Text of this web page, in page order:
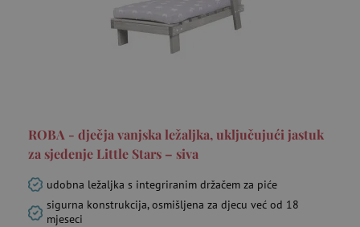
ROBA - dječja vanjska ležaljka, uključujući jastuk
za sjedenje Little Stars – siva
udobna ležaljka s integriranim držačem za piće
sigurna konstrukcija, osmišljena za djecu već od 18
mjeseci